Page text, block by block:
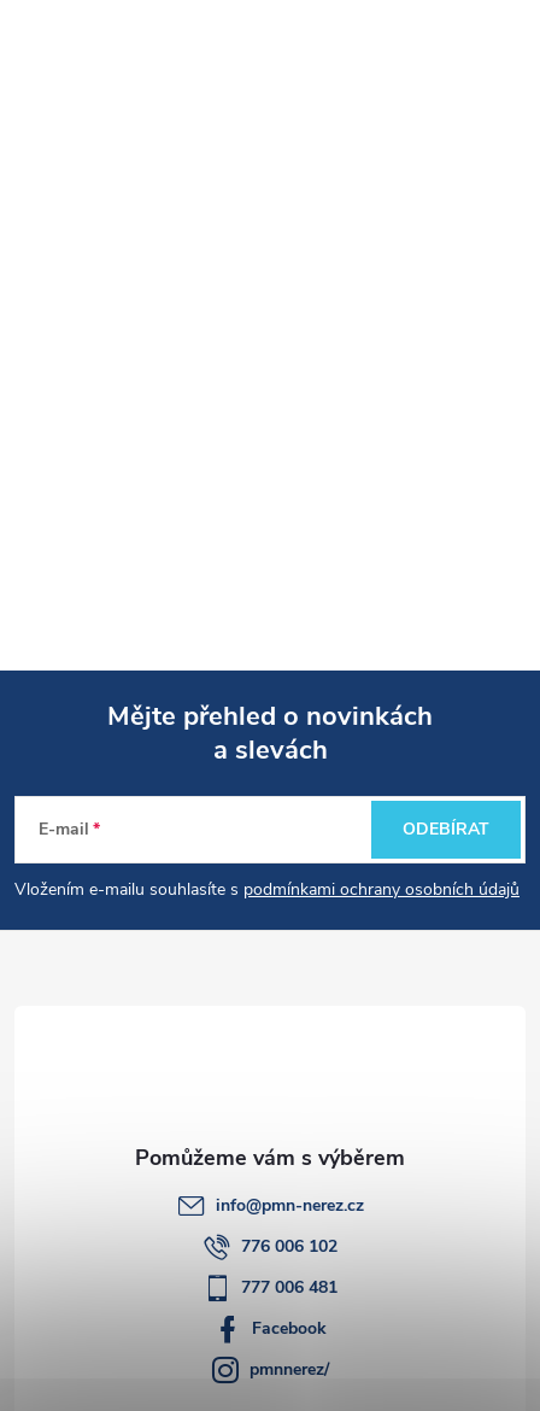
p
Mějte přehled o novinkách
a slevách
E-mail
Vložením e-mailu souhlasíte s podmínkami ochrany osobních údajů
ODEBÍRAT
info@pmn-nerez.cz
776 006 102
777 006 481
Facebook
pmnnerez/